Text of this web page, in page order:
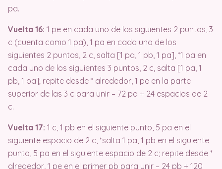
pa.
Vuelta 16: 1 pe en cada uno de los siguientes 2 puntos, 3
c (cuenta como 1 pa), 1 pa en cada uno de los
siguientes 2 puntos, 2 c, salta [1 pa, 1 pb, 1 pa], *1 pa en
cada uno de los siguientes 3 puntos, 2 c, salta [1 pa, 1
pb, 1 pa]; repite desde * alrededor, 1 pe en la parte
superior de las 3 c para unir – 72 pa + 24 espacios de 2
c.
Vuelta 17: 1 c, 1 pb en el siguiente punto, 5 pa en el
siguiente espacio de 2 c, *salta 1 pa, 1 pb en el siguiente
punto, 5 pa en el siguiente espacio de 2 c; repite desde *
alrededor, 1 pe en el primer pb para unir – 24 pb + 120